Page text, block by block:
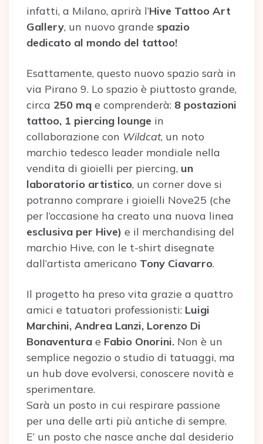
infatti, a Milano, aprirà l’Hive Tattoo Art
Gallery, un nuovo grande spazio
dedicato al mondo del tattoo!
Esattamente, questo nuovo spazio sarà in
via Pirano 9. Lo spazio è piuttosto grande,
circa 250 mq e comprenderà: 8 postazioni
tattoo, 1 piercing lounge in
collaborazione con Wildcat, un noto
marchio tedesco leader mondiale nella
vendita di gioielli per piercing, un
laboratorio artistico, un corner dove si
potranno comprare i gioielli Nove25 (che
per l’occasione ha creato una nuova linea
esclusiva per Hive) e il merchandising del
marchio Hive, con le t-shirt disegnate
dall’artista americano Tony Ciavarro.
Il progetto ha preso vita grazie a quattro
amici e tatuatori professionisti: Luigi
Marchini, Andrea Lanzi, Lorenzo Di
Bonaventura e Fabio Onorini. Non è un
semplice negozio o studio di tatuaggi, ma
un hub dove evolversi, conoscere novità e
sperimentare.
Sarà un posto in cui respirare passione
per una delle arti più antiche di sempre.
E’ un posto che nasce anche dal desiderio